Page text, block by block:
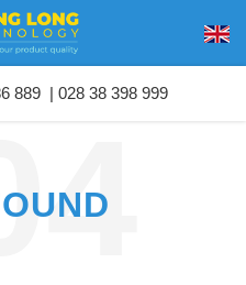
889 | 028 38 398 999